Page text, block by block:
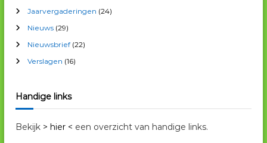
c
h
i
f
Jaarvergaderingen (24)
Nieuws (29)
Nieuwsbrief(22)
Verslagen (16)
Handige links
Bekijk > hier < een overzicht van handige links.